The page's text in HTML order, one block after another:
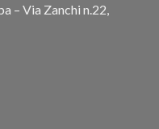
– Via Zanchi n.22,